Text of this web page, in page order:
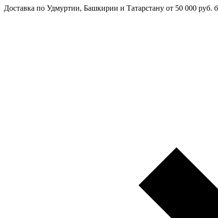
Доставка по Удмуртии, Башкирии и Татарстану от 50 000 руб.